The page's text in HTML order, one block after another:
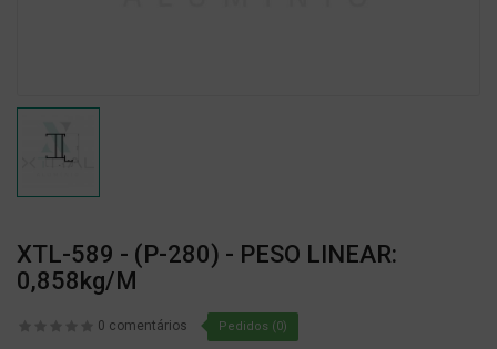
XTL-589 - (P-280) - PESO LINEAR:
0,858kg/m
0 comentários Pedidos (0)